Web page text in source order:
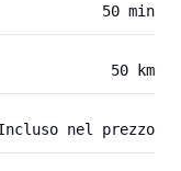
50 min
50 km
nel prezzo